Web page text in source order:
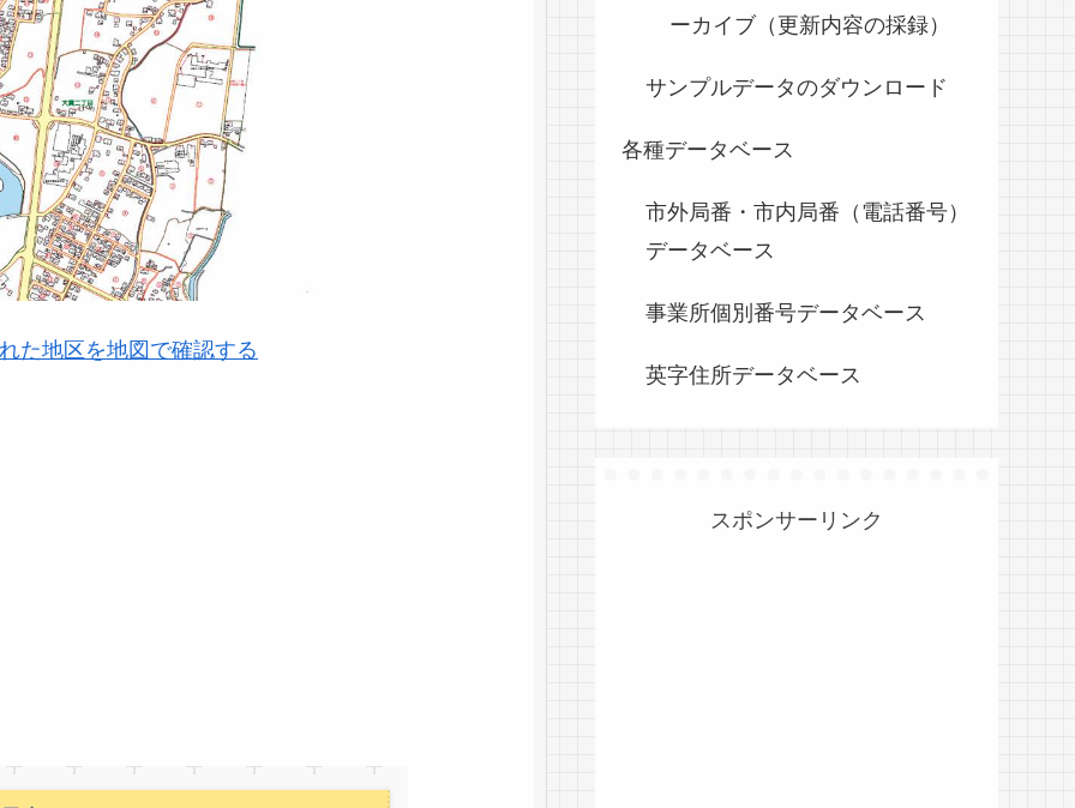
た地区を地図で確認する
ーカイブ（更新内容の採録）
サンプルデータのダウンロード
各種データベース
市外局番・市内局番（電話番号）
データベース
事業所個別番号データベース
英字住所データベース
スポンサーリンク